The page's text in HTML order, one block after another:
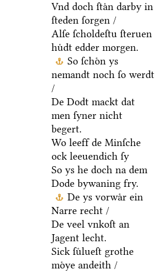
Vnd doch ſtaͤn darby in
ſteden ſorgen /
Alſe ſcholdeſtu ſteruen
huͤdt edder morgen.
So ſchoͤn ys
nemandt noch ſo werdt
/
De Dodt mackt dat
men ſyner nicht
begert.
Wo leeff de Minſche
ock leeuendich ſy
So ys he doch na dem
Dode bywaning fry.
De ys vorwaͤr ein
Narre recht /
De veel vnkoſt an
Jagent lecht.
Sick ſuͤlueſt grothe
moͤye andeith /